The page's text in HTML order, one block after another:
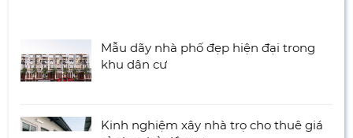
Mẫu dãy nhà phố đẹp hiện đại trong
khu dân cư
Kinh nghiệm xây nhà trọ cho thuê giá